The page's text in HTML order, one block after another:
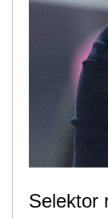
Selektor